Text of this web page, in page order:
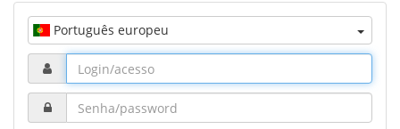
Português europeu